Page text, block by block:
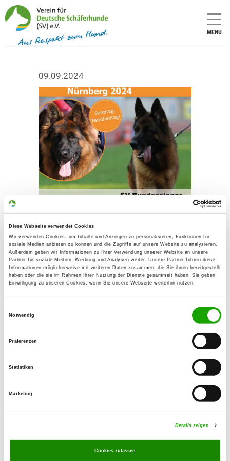
Diese Webseite verwendet Cookies
Wir verwenden Cookies, um Inhalte und Anzeigen zu personalisieren, Funktionen für
soziale Medien anbieten zu können und die Zugriffe auf unsere Website zu analysieren.
Außerdem geben wir Informationen zu Ihrer Verwendung unserer Website an unsere
Partner für soziale Medien, Werbung und Analysen weiter. Unsere Partner führen diese
Informationen möglicherweise mit weiteren Daten zusammen, die Sie ihnen bereitgestellt
haben oder die sie im Rahmen Ihrer Nutzung der Dienste gesammelt haben. Sie geben
Einwilligung zu unseren Cookies, wenn Sie unsere Webseite weiterhin nutzen.
Notwendig
Präferenzen
Statistiken
Marketing
Details zeigen
Cookies zulassen
MENU
09.09.2024
BSZ 2024
Bundessiegerzuchtschau/Weltchampionat
Verwandte Links